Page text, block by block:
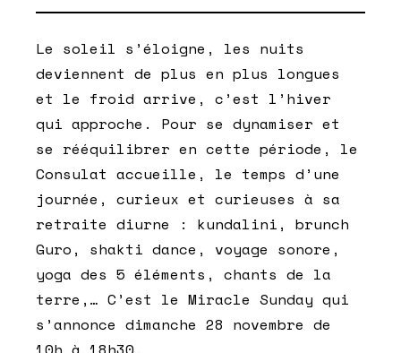
Le soleil s’éloigne, les nuits
deviennent de plus en plus longues
et le froid arrive, c’est l’hiver
qui approche. Pour se dynamiser et
se rééquilibrer en cette période, le
Consulat accueille, le temps d’une
journée, curieux et curieuses à sa
retraite diurne : kundalini, brunch
Guro, shakti dance, voyage sonore,
yoga des 5 éléments, chants de la
terre,… C’est le Miracle Sunday qui
s’annonce dimanche 28 novembre de